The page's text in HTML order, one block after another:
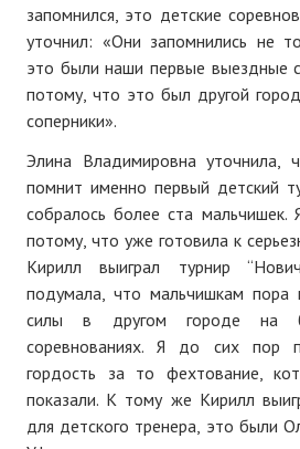
ТЕКУЩИЙ №
запомнился, это детские
уточнил: «Они запомнились не
это были наши первые выездные
потому, что это был другой
соперники».
Элина Владимировна уточнила,
помнит именно первый детский
собралось более ста мальчишек.
потому, что уже готовила к
Кирилл выиграл турнир
подумала, что мальчишкам пора
силы в другом городе на
соревнованиях. Я до сих пор
гордость за то фехтование,
показали. К тому же Кирилл
для детского тренера, это были